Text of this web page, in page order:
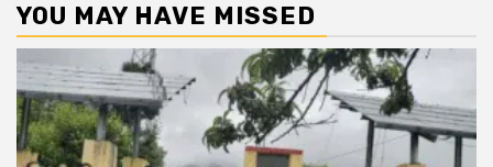
YOU MAY HAVE MISSED